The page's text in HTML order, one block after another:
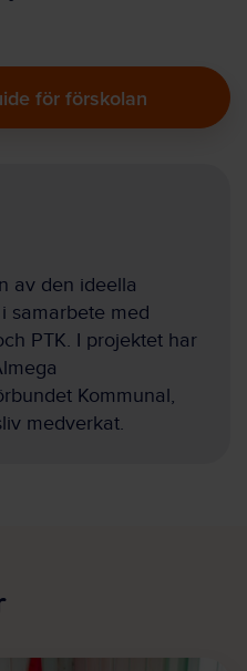
för förskolan
av den ideella
samarbete med
PTK. I projektet har
Kommunal,
medverkat.